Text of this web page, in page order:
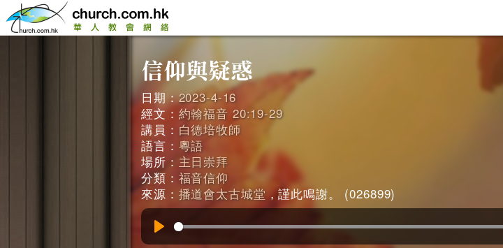
日期：2023-4-16
經文： 約翰福音 20:19-29
講員： 白德培牧師
語言： 粵語
場所： 主日崇拜
分類： 福音信仰
來源： 播道會太古城堂，謹此鳴謝。 (026899)